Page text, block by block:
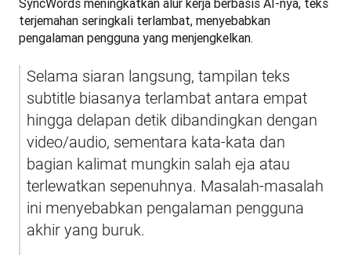
terjemahan seringkali terlambat, menyebabkan
pengalaman pengguna yang menjengkelkan.
Selama siaran langsung, tampilan teks
subtitle biasanya terlambat antara empat
hingga delapan detik dibandingkan dengan
video/audio, sementara kata-kata dan
bagian kalimat mungkin salah eja atau
terlewatkan sepenuhnya. Masalah-masalah
ini menyebabkan pengalaman pengguna
akhir yang buruk.